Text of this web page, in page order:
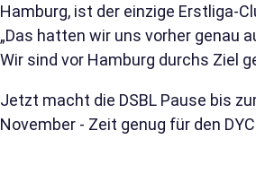
Hamburg, ist der einzige Erstliga-
„Das hatten wir uns vorher genau
Wir sind vor Hamburg durchs Ziel
Jetzt macht die DSBL Pause bis
November - Zeit genug für den